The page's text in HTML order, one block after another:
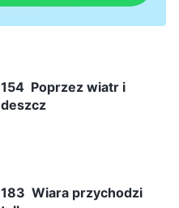
154 Poprzez wiatr i
deszcz
183 Wiara przychodzi